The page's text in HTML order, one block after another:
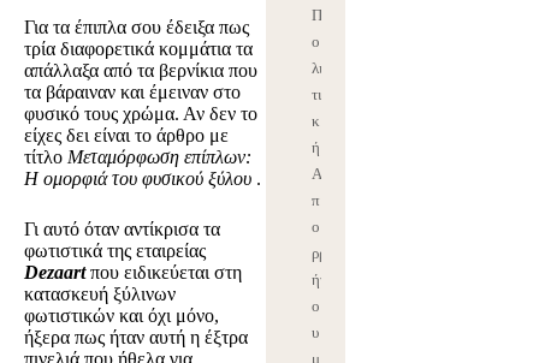
Για τα έπιπλα σου έδειξα πως
τρία διαφορετικά κομμάτια τα
απάλλαξα από τα βερνίκια που
τα βάραιναν και έμειναν στο
φυσικό τους χρώμα. Αν δεν το
είχες δει είναι το άρθρο με
τίτλο Μεταμόρφωση επίπλων:
Η ομορφιά του φυσικού ξύλου .
Γι αυτό όταν αντίκρισα τα
φωτιστικά της εταιρείας
Dezaart που ειδικεύεται στη
κατασκευή ξύλινων
φωτιστικών και όχι μόνο,
ήξερα πως ήταν αυτή η έξτρα
πινελιά που ήθελα για
Π
ο
λι
τι
κ
ή
Α
π
ο
ρρ
ήτ
ο
υ
μ